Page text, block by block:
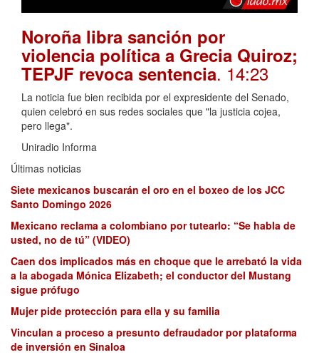
Noroña libra sanción por
violencia política a Grecia Quiroz;
TEPJF revoca sentencia. 14:23
La noticia fue bien recibida por el expresidente del Senado,
quien celebró en sus redes sociales que "la justicia cojea,
pero llega".
Uniradio Informa
Últimas noticias
Siete mexicanos buscarán el oro en el boxeo de los JCC
Santo Domingo 2026
Mexicano reclama a colombiano por tutearlo: “Se habla de
usted, no de tú” (VIDEO)
Caen dos implicados más en choque que le arrebató la vida
a la abogada Mónica Elizabeth; el conductor del Mustang
sigue prófugo
Mujer pide protección para ella y su familia
Vinculan a proceso a presunto defraudador por plataforma
de inversión en Sinaloa